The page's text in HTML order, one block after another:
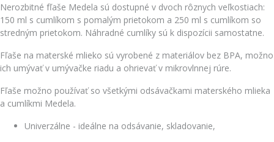
Nerozbitné fľaše Medela sú dostupné v dvoch rôznych veľkostiach:
150 ml s cumlíkom s pomalým prietokom a 250 ml s cumlíkom so
stredným prietokom. Náhradné cumlíky sú k dispozícii samostatne.
Fľaše na materské mlieko sú vyrobené z materiálov bez BPA, možno
ich umývať v umývačke riadu a ohrievať v mikrovlnnej rúre.
Fľaše možno používať so všetkými odsávačkami materského mlieka
a cumlíkmi Medela.
Univerzálne - ideálne na odsávanie, skladovanie,